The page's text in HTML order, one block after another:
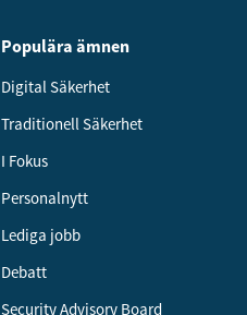
Populära ämnen
Digital Säkerhet
Traditionell Säkerhet
I Fokus
Personalnytt
Lediga jobb
Debatt
Security Advisory Board